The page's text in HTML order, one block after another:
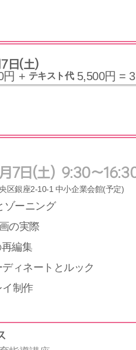
日(土)
円 + テキスト代5,500円 =
7日(土) 9:30～
区銀座2-10-1 中小企業会館(予定)
ゾーニング
の実際
編集
ィネートとルック
イ制作